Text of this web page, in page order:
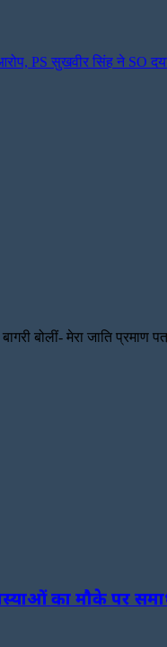
PS सुखवीर सिंह ने SO
बोलीं- मेरा जाति
का मौके पर